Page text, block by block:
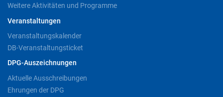
Weitere Aktivitäten und Programme
Veranstaltungen
Veranstaltungskalender
DB-Veranstaltungsticket
DPG-Auszeichnungen
Aktuelle Ausschreibungen
Ehrungen der DPG